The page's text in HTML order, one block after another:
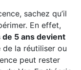
sachez qu’il
En effet,
5 ans devient
la réutiliser ou
peut rester